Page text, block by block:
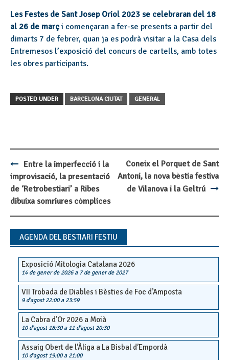
Les Festes de Sant Josep Oriol 2023 se celebraran del 18
al 26 de març i començaran a fer-se presents a partir del
dimarts 7 de febrer, quan ja es podrà visitar a la Casa dels
Entremesos l’exposició del concurs de cartells, amb totes
les obres participants.
POSTED UNDER BARCELONA CIUTAT GENERAL
Post
navigation
Entre la imperfecció i la
improvisació, la presentació
de ‘Retrobestiari’ a Ribes
dibuixa somriures còmplices
Coneix el Porquet de Sant
Antoni, la nova bèstia festiva
de Vilanova i la Geltrú
AGENDA DEL BESTIARI FESTIU
Exposició Mitologia Catalana 2026
14 de gener de 2026a 7 de gener de 2027
VII Trobada de Diables i Bèsties de Foc d’Amposta
9 d'agost 22:00a 23:59
La Cabra d’Or 2026 a Moià
10 d'agost 18:30a 11 d'agost 20:30
Assaig Obert de l’Àliga a La Bisbal d’Empordà
10 d'agost 19:00a 21:00